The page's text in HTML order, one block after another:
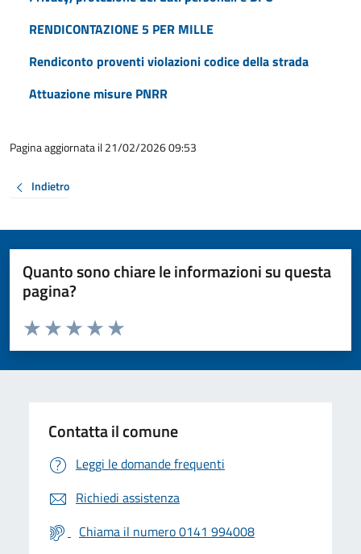
RENDICONTAZIONE 5 PER MILLE
Rendiconto proventi violazioni codice della strada
Attuazione misure PNRR
Pagina aggiornata il 21/02/2026 09:53
Indietro
Quanto sono chiare le informazioni su questa
pagina?
Valuta da 1 a 5 stelle la pagina
Valuta 5 stelle su 5
Valuta 4 stelle su 5
Valuta 3 stelle su 5
Valuta 2 stelle su 5
Valuta 1 stelle su 5
Contatta il comune
Leggi le domande frequenti
Richiedi assistenza
Chiama il numero 0141 994008